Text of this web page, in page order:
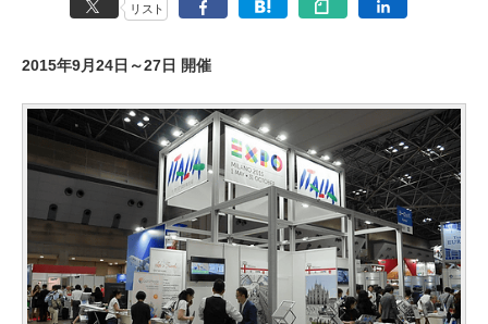
リスト
2015年9月24日～27日 開催